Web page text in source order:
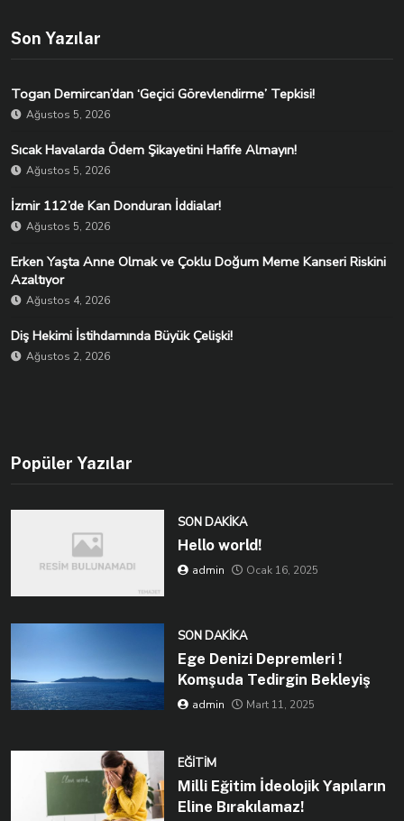
Son Yazılar
Togan Demircan’dan ‘Geçici Görevlendirme’ Tepkisi!
Ağustos 5, 2026
Sıcak Havalarda Ödem Şikayetini Hafife Almayın!
Ağustos 5, 2026
İzmir 112’de Kan Donduran İddialar!
Ağustos 5, 2026
Erken Yaşta Anne Olmak ve Çoklu Doğum Meme Kanseri Riskini
Azaltıyor
Ağustos 4, 2026
Diş Hekimi İstihdamında Büyük Çelişki!
Ağustos 2, 2026
Popüler Yazılar
SON DAKIKA
Hello world!
admin Ocak 16, 2025
SON DAKIKA
Ege Denizi Depremleri !
Komşuda Tedirgin Bekleyiş
admin Mart 11, 2025
EĞITIM
Milli Eğitim İdeolojik Yapıların
Eline Bırakılamaz!